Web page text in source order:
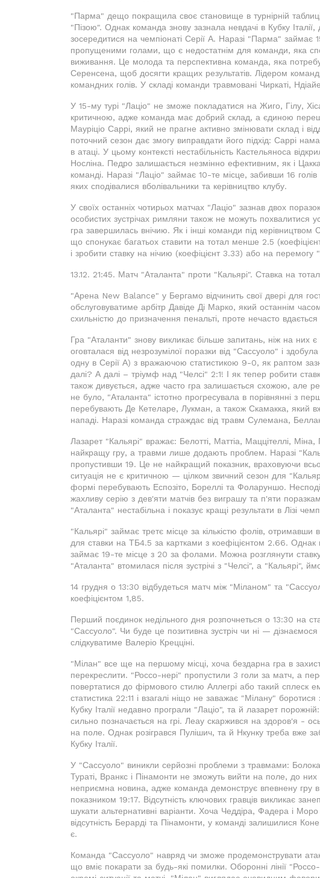
"Парма" дещо покращила своє становище в турнірній
"Пізою". Однак команда знову зазнала невдачі в Кубку
зосередитися на чемпіонаті Серії А. Наразі "Парма" займає
пропущеними голами, що є недостатнім для команди, яка
виживання. Це молода та перспективна команда, яка
Серенсена, щоб досягти кращих результатів. Лідером
командних голів. У складі команди травмовані Чиркаті,
У 15-му турі "Лаціо" не зможе покладатися на Жиго, Гілу,
критичною, адже команда має добрий склад, а єдиною
Мауріціо Саррі, який не прагне активно змінювати склад і
поточний сезон дає змогу виправдати його підхід: Саррі
в атаці. У цьому контексті нестабільність Кастельяноса
Носліна. Педро залишається незмінно ефективним, як і
команді. Наразі "Лаціо" займає 10-те місце, забивши 16
яких сподівалися вболівальники та керівництво клубу.
У своїх останніх чотирьох матчах "Лаціо" зазнав двох
особистих зустрічах римляни також не можуть похвалитися
гра завершилась внічию. Як і інші команди під керівництвом
що спонукає багатьох ставити на тотал менше 2.5
і зробити ставку на нічию (коефіцієнт 3.33) або на перемогу
13.12. 21:45. Матч "Аталанта" проти "Кальярі". Ставка на
"Арена New Balance" у Бергамо відчинить свої двері для
обслуговуватиме арбітр Давіде Ді Марко, який останнім часом
схильністю до призначення пенальті, проте нечасто
Гра "Аталанти" знову викликає більше запитань, ніж на них
оговталася від незрозумілої поразки від "Сассуоло" і
одну в Серії А) з вражаючою статистикою 9-0, як раптом
далі? А далі – тріумф над "Челсі" 2:1! І як тепер робити
також дивується, адже часто гра залишається схожою, але
не було, "Аталанта" істотно прогресувала в порівнянні з
перебувають Де Кетеларе, Лукман, а також Скамакка, який
нападі. Наразі команда страждає від травм Сулемана,
Лазарет "Кальярі" вражає: Белотті, Маттіа, Маццітеллі,
найкращу гру, а травми лише додають проблем. Наразі
пропустивши 19. Це не найкращий показник, враховуючи
ситуація не є критичною — цілком звичний сезон для
формі перебувають Еспозіто, Бореллі та Фоларуншо.
жахливу серію з дев'яти матчів без виграшу та п'яти
"Аталанта" нестабільна і показує кращі результати в Лізі
"Кальярі" займає третє місце за кількістю фолів,
для ставки на ТБ4.5 за картками з коефіцієнтом 2.66. Однак
займає 19-те місце з 20 за фолами. Можна розглянути
"Аталанта" втомилася після зустрічі з "Челсі", а "Кальярі",
14 грудня о 13:30 відбудеться матч між "Міланом" та
коефіцієнтом 1,85.
Перший поєдинок недільного дня розпочнеться о 13:30 на
"Сассуоло". Чи буде це позитивна зустріч чи ні —
слідкуватиме Валеріо Крецціні.
"Мілан" все ще на першому місці, хоча бездарна гра в
перекреслити. "Россо-нері" пропустили 3 голи за матч, а
повертатися до фірмового стилю Аллегрі або такий сплеск
статистика 22:11 і взагалі ніщо не заважає "Мілану"
Кубку Італії недавно програли "Лаціо", та й лазарет
сильно позначається на грі. Леау скаржився на здоров'я -
на поле. Однак розігрався Пулішич, та й Нкунку треба вже
Кубку Італії.
У "Сассуоло" виникли серйозні проблеми з травмами:
Тураті, Вранкс і Пінамонти не зможуть вийти на поле, до
неприємна новина, адже команда демонструє впевнену гру
показником 19:17. Відсутність ключових гравців викликає
шукати альтернативні варіанти. Хоча Чеддіра, Фадера і
відсутність Берарді та Пінамонти, у команді залишилися
є.
Команда "Сассуоло" навряд чи зможе продемонструвати
що вміє покарати за будь-які помилки. Оборонні лінії